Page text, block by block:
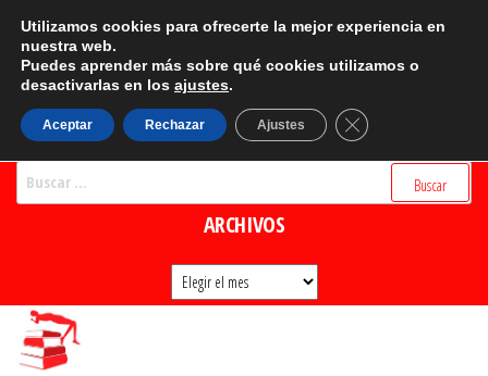
Saltar
contenido
CATEGORÍAS
Categorías
BUSCADOR
ARCHIVOS
Archivos
Utilizamos cookies para ofrecerte la mejor experiencia en
nuestra web.
Puedes aprender más sobre qué cookies utilizamos o
desactivarlas en los ajustes.
Aceptar Rechazar Ajustes Cerrar el banner